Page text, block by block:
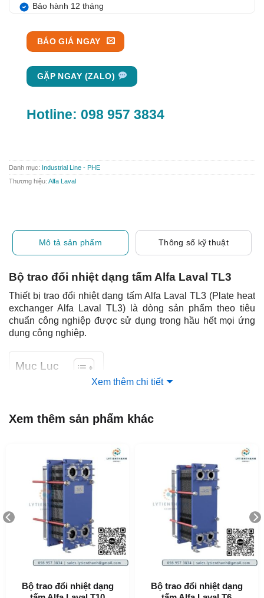
Bảo hành 12 tháng
BÁO GIÁ NGAY
GẶP NGAY (ZALO)
Hotline: 098 957 3834
Danh mục: Industrial Line - PHE
Thương hiệu: Alfa Laval
Mô tả sản phẩm Thông số kỹ thuật
Bộ trao đổi nhiệt dạng tấm Alfa Laval TL3
Thiết bị trao đổi nhiệt dạng tấm Alfa Laval TL3 (Plate heat
exchanger Alfa Laval TL3) là dòng sản phẩm theo tiêu
chuẩn công nghiệp được sử dụng trong hầu hết mọi ứng
dụng công nghiệp.
Mục Lục
Tấm tương đối cao làm cho Model này phù hợp với các
nhiệt cao. Có nhiều loại tấm và miếng đệm.
Ngoài cấu hình tấm đơn thông thường, model này còn có
tấm vách đôi. Tấm vách đôi được sử dụng như một biện
pháp phòng ngừa bổ sung để phòng tránh sự trộn lẫn giữa
2 pha chất lỏng.
Xem thêm chi tiết
Xem thêm sản phẩm khác
Bộ trao đổi nhiệt dạng
Bộ trao đổi nhiệt dạng